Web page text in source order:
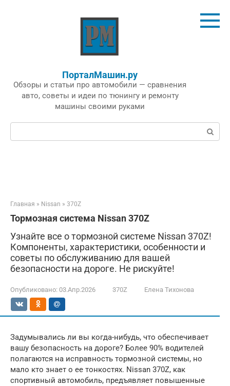
ПорталМашин.ру
Обзоры и статьи про автомобили — сравнения
авто, советы и идеи по тюнингу и ремонту
машины своими руками
Поиск:
Главная » Nissan » 370Z
Тормозная система Nissan 370Z
Узнайте все о тормозной системе Nissan 370Z!
Компоненты, характеристики, особенности и
советы по обслуживанию для вашей
безопасности на дороге. Не рискуйте!
Опубликовано: 03.Апр.2026 370Z Елена Тихонова
Задумывались ли вы когда-нибудь, что обеспечивает
вашу безопасность на дороге? Более 90% водителей
полагаются на исправность тормозной системы, но
мало кто знает о ее тонкостях. Nissan 370Z, как
спортивный автомобиль, предъявляет повышенные